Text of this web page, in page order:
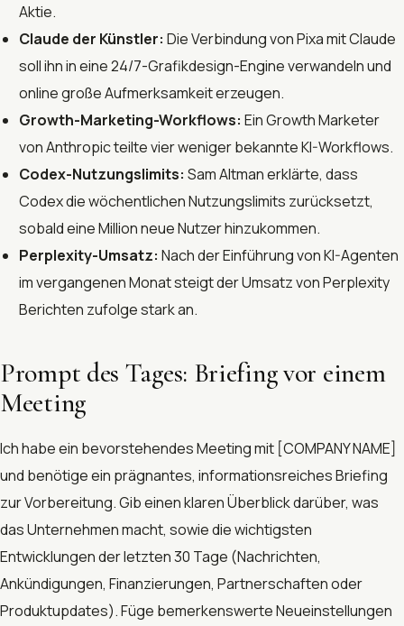
Aktie.
Claude der Künstler: Die Verbindung von Pixa mit Claude
soll ihn in eine 24/7-Grafikdesign-Engine verwandeln und
online große Aufmerksamkeit erzeugen.
Growth-Marketing-Workflows: Ein Growth Marketer
von Anthropic teilte vier weniger bekannte KI-Workflows.
Codex-Nutzungslimits: Sam Altman erklärte, dass
Codex die wöchentlichen Nutzungslimits zurücksetzt,
sobald eine Million neue Nutzer hinzukommen.
Perplexity-Umsatz: Nach der Einführung von KI-Agenten
im vergangenen Monat steigt der Umsatz von Perplexity
Berichten zufolge stark an.
Prompt des Tages: Briefing vor einem
Meeting
Ich habe ein bevorstehendes Meeting mit [COMPANY NAME]
und benötige ein prägnantes, informationsreiches Briefing
zur Vorbereitung. Gib einen klaren Überblick darüber, was
das Unternehmen macht, sowie die wichtigsten
Entwicklungen der letzten 30 Tage (Nachrichten,
Ankündigungen, Finanzierungen, Partnerschaften oder
Produktupdates). Füge bemerkenswerte Neueinstellungen